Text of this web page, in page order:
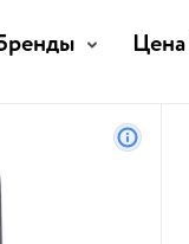
Цена